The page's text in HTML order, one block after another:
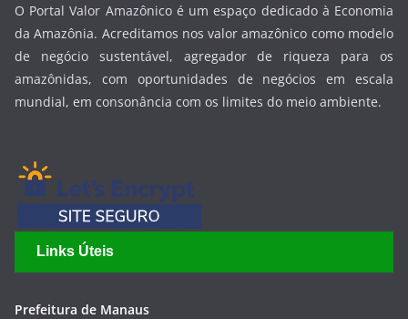
O Portal Valor Amazônico é um espaço dedicado à Economia
da Amazônia. Acreditamos nos valor amazônico como modelo
de negócio sustentável, agregador de riqueza para os
amazônidas, com oportunidades de negócios em escala
mundial, em consonância com os limites do meio ambiente.
Links Úteis
Prefeitura de Manaus